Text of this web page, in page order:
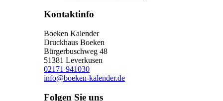
Kontaktinfo
Boeken Kalender
Druckhaus Boeken
Bürgerbuschweg 48
51381 Leverkusen
02171 941030
info@boeken-kalender.de
Folgen Sie uns